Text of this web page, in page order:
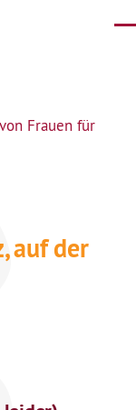
Frauen für
auf der